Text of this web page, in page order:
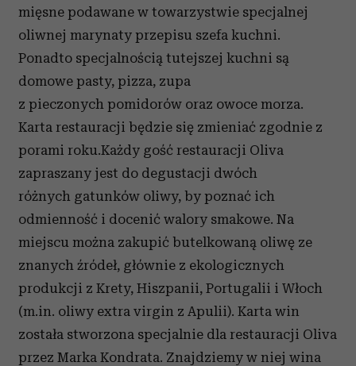
mięsne podawane w towarzystwie specjalnej
oliwnej marynaty przepisu szefa kuchni.
Ponadto specjalnością tutejszej kuchni są
domowe pasty, pizza, zupa
z pieczonych pomidorów oraz owoce morza.
Karta restauracji będzie się zmieniać zgodnie z
porami roku.Każdy gość restauracji Oliva
zapraszany jest do degustacji dwóch
różnych gatunków oliwy, by poznać ich
odmienność i docenić walory smakowe. Na
miejscu można zakupić butelkowaną oliwę ze
znanych źródeł, głównie z ekologicznych
produkcji z Krety, Hiszpanii, Portugalii i Włoch
(m.in. oliwy extra virgin z Apulii). Karta win
została stworzona specjalnie dla restauracji Oliva
przez Marka Kondrata. Znajdziemy w niej wina